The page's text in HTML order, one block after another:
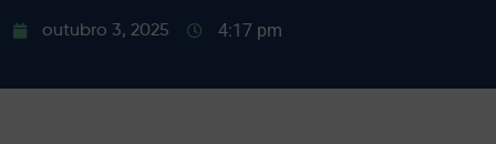
outubro 3, 2025 4:17 pm